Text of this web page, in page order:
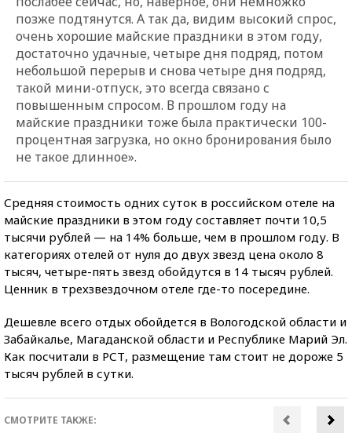
позже подтянутся. А так да, видим высокий спрос,
очень хорошие майские праздники в этом году,
достаточно удачные, четыре дня подряд, потом
небольшой перерыв и снова четыре дня подряд,
такой мини-отпуск, это всегда связано с
повышенным спросом. В прошлом году на
майские праздники тоже была практически 100-
процентная загрузка, но окно бронирования было
не такое длинное».
Средняя стоимость одних суток в российском отеле на
майские праздники в этом году составляет почти 10,5
тысячи рублей — на 14% больше, чем в прошлом году. В
категориях отелей от нуля до двух звезд цена около 8
тысяч, четыре-пять звезд обойдутся в 14 тысяч рублей.
Ценник в трехзвездочном отеле где-то посередине.
Дешевле всего отдых обойдется в Вологодской области и
Забайкалье, Магаданской области и Республике Марий Эл.
Как посчитали в РСТ, размещение там стоит не дороже 5
тысяч рублей в сутки.
СМОТРИТЕ ТАКЖЕ: